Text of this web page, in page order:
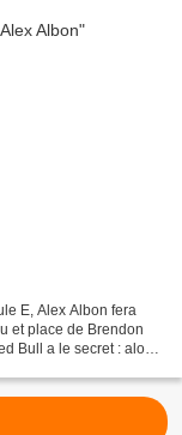
E, Alex Albon fera
et place de Brendon
Bull a le secret : alors